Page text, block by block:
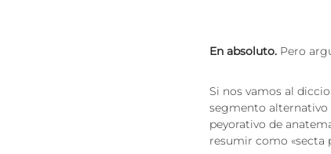
En absoluto. Pero
Si nos vamos al
segmento alternativo
peyorativo de
resumir como «secta